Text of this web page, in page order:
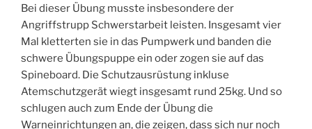
Bei dieser Übung musste insbesondere der
Angriffstrupp Schwerstarbeit leisten. Insgesamt vier
Mal kletterten sie in das Pumpwerk und banden die
schwere Übungspuppe ein oder zogen sie auf das
Spineboard. Die Schutzausrüstung inkluse
Atemschutzgerät wiegt insgesamt rund 25kg. Und so
schlugen auch zum Ende der Übung die
Warneinrichtungen an, die zeigen, dass sich nur noch